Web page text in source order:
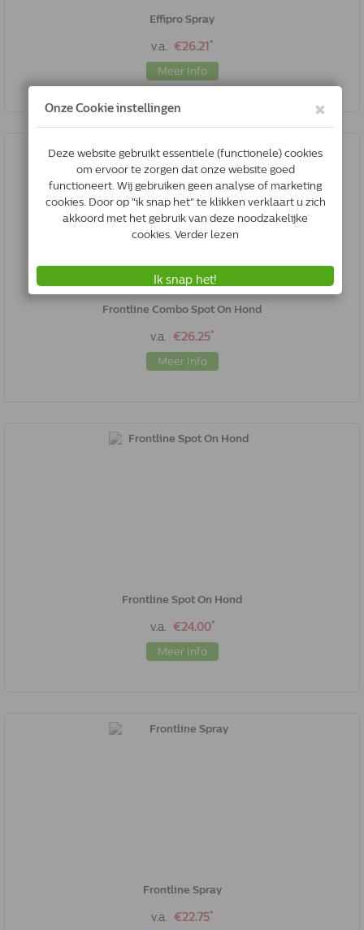
Effipro Spray
v.a. €26.21 *
Meer Info
Frontline Combo Spot On Hond
v.a. €26.25*
Meer Info
Frontline Spot On Hond
v.a. €24.00*
Meer Info
Frontline Spray
v.a. €22.75*